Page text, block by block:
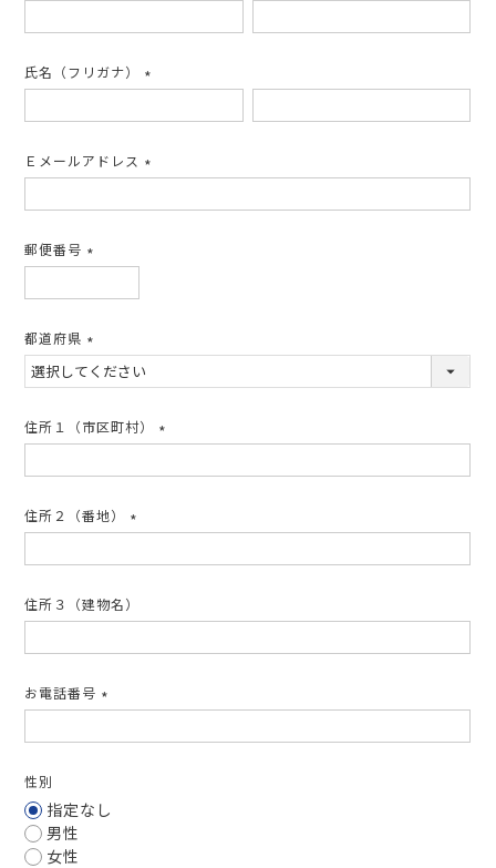
須)
氏名（フリガナ）
須)
Ｅメールアドレス
須)
郵便番号
須)
都道府県
(必
須)
住所１（市区町村）
須)
住所２（番地）
須)
住所３（建物名）
お電話番号
須)
性別
指定なし
男性
女性